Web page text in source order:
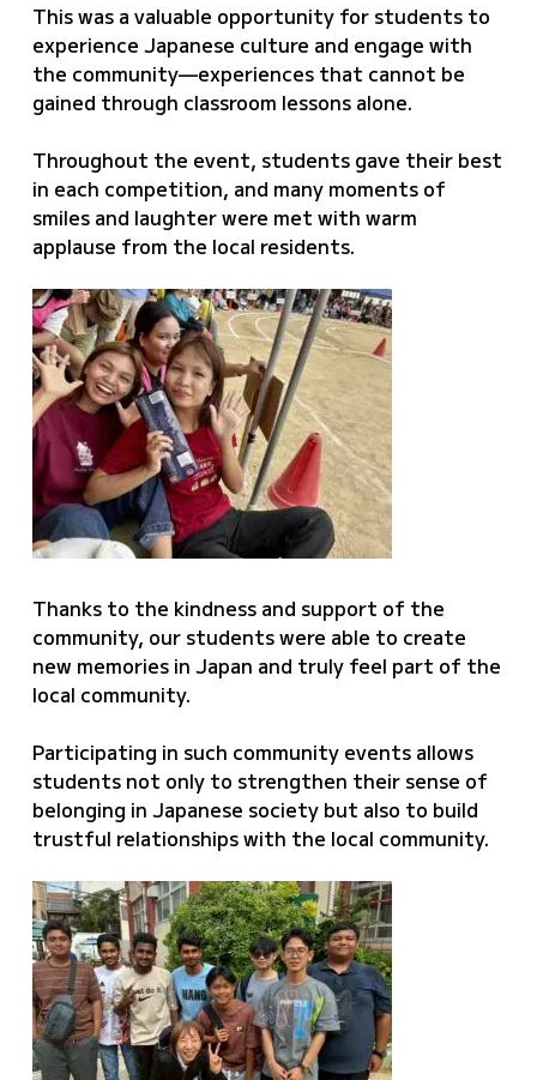
This was a valuable opportunity for students to
experience Japanese culture and engage with
the community—experiences that cannot be
gained through classroom lessons alone.
Throughout the event, students gave their best
in each competition, and many moments of
smiles and laughter were met with warm
applause from the local residents.
Thanks to the kindness and support of the
community, our students were able to create
new memories in Japan and truly feel part of the
local community.
Participating in such community events allows
students not only to strengthen their sense of
belonging in Japanese society but also to build
trustful relationships with the local community.